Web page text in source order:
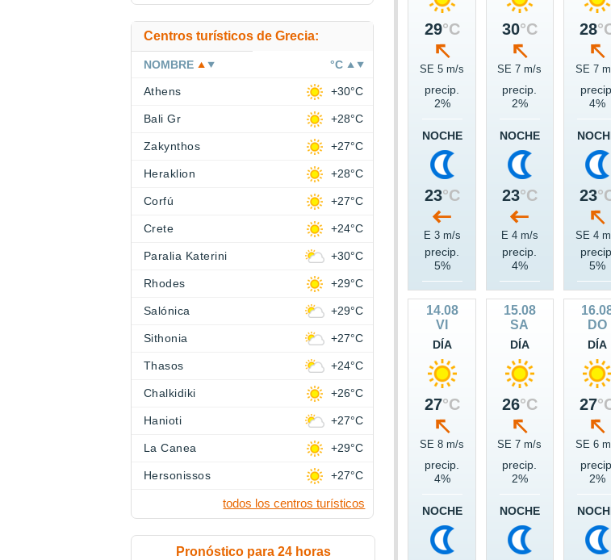
29°C
SE 5 m/s
precip.
2%
NOCHE
23°C
E 3 m/s
precip.
5%
30°C
SE 7 m/s
precip.
2%
NOCHE
23°C
E 4 m/s
precip.
4%
28
SE 7
4%
23
SE 4
5%
14.08
VI
DÍA
27°C
SE 8 m/s
precip.
4%
NOCHE
15.08
SA
DÍA
26°C
SE 7 m/s
precip.
2%
NOCHE
DO
DÍA
27
SE 6
2%
Centros turísticos de Grecia:
NOMBRE °C
Athens +30°C
Bali Gr +28°C
Zakynthos +27°C
Heraklion +28°C
Corfú +27°C
Crete +24°C
Paralia Katerini +30°C
Rhodes +29°C
Salónica +29°C
Sithonia +27°C
Thasos +24°C
Chalkidiki +26°C
Hanioti +27°C
La Canea +29°C
Hersonissos +27°C
todos los centros turísticos
Pronóstico para 24 horas